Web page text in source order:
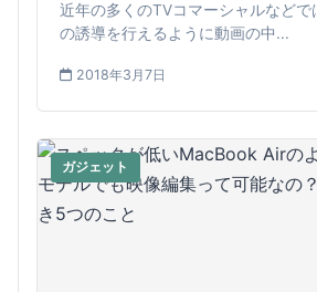
近年の多くのTVコマーシャルなどで
の誘導を行えるように動画の中...
2018年3月7日
ガジェット